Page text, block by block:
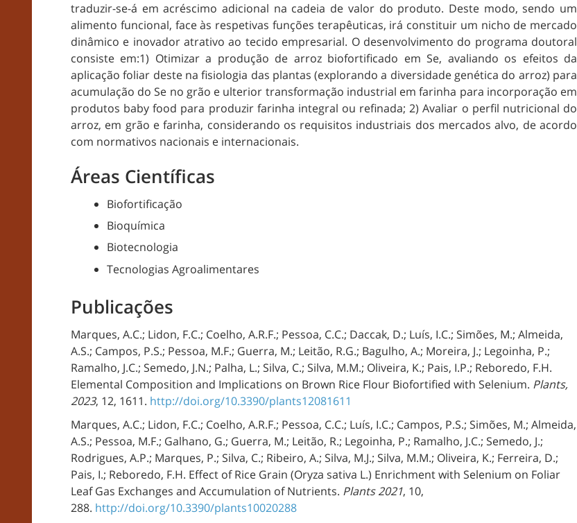
traduzir-se-á em acréscimo adicional na cadeia de valor do produto. Deste modo, sendo um
alimento funcional, face às respetivas funções terapêuticas, irá constituir um nicho de mercado
dinâmico e inovador atrativo ao tecido empresarial. O desenvolvimento do programa doutoral
consiste em:1) Otimizar a produção de arroz biofortificado em Se, avaliando os efeitos da
aplicação foliar deste na fisiologia das plantas (explorando a diversidade genética do arroz) para
acumulação do Se no grão e ulterior transformação industrial em farinha para incorporação em
produtos baby food para produzir farinha integral ou refinada; 2) Avaliar o perfil nutricional do
arroz, em grão e farinha, considerando os requisitos industriais dos mercados alvo, de acordo
com normativos nacionais e internacionais.
Áreas Científicas
Biofortificação
Bioquímica
Biotecnologia
Tecnologias Agroalimentares
Publicações
Marques, A.C.; Lidon, F.C.; Coelho, A.R.F.; Pessoa, C.C.; Daccak, D.; Luís, I.C.; Simões, M.; Almeida,
A.S.; Campos, P.S.; Pessoa, M.F.; Guerra, M.; Leitão, R.G.; Bagulho, A.; Moreira, J.; Legoinha, P.;
Ramalho, J.C.; Semedo, J.N.; Palha, L.; Silva, C.; Silva, M.M.; Oliveira, K.; Pais, I.P.; Reboredo, F.H.
Elemental Composition and Implications on Brown Rice Flour Biofortified with Selenium. Plants,
2023, 12, 1611. http://doi.org/10.3390/plants12081611
Marques, A.C.; Lidon, F.C.; Coelho, A.R.F.; Pessoa, C.C.; Luís, I.C.; Campos, P.S.; Simões, M.; Almeida,
A.S.; Pessoa, M.F.; Galhano, G.; Guerra, M.; Leitão, R.; Legoinha, P.; Ramalho, J.C.; Semedo, J.;
Rodrigues, A.P.; Marques, P.; Silva, C.; Ribeiro, A.; Silva, M.J.; Silva, M.M.; Oliveira, K.; Ferreira, D.;
Pais, I.; Reboredo, F.H. Effect of Rice Grain (Oryza sativa L.) Enrichment with Selenium on Foliar
Leaf Gas Exchanges and Accumulation of Nutrients. Plants 2021, 10,
288. http://doi.org/10.3390/plants10020288